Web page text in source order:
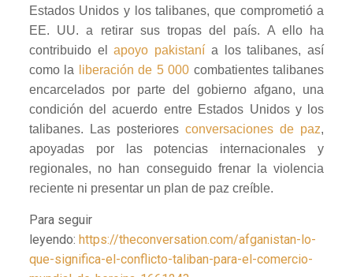
Estados Unidos y los talibanes, que comprometió a
EE. UU. a retirar sus tropas del país. A ello ha
contribuido elapoyo pakistaní a los talibanes, así
como la
liberación de 5 000 combatientes talibanes
encarcelados por parte del gobierno afgano, una
condición del acuerdo entre Estados Unidos y los
talibanes. Las posterioresconversaciones de paz,
apoyadas por las potencias internacionales y
regionales, no han conseguido frenar la violencia
reciente ni presentar un plan de paz creíble.
Para seguir
leyendo: https://theconversation.com/afganistan-lo-
que-significa-el-conflicto-taliban-para-el-comercio-